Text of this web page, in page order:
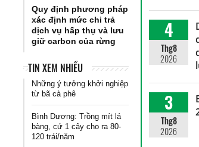
Quy định phương pháp
xác định mức chi trả
dịch vụ hấp thụ và lưu
giữ carbon của rừng
TIN XEM NHIỀU
Những ý tưởng khởi nghiệp
từ bã cà phê
Bình Dương: Trồng mít lá
bàng, cứ 1 cây cho ra 80-
120 trái/năm
4
Thg8
2026
3
Thg8
2026